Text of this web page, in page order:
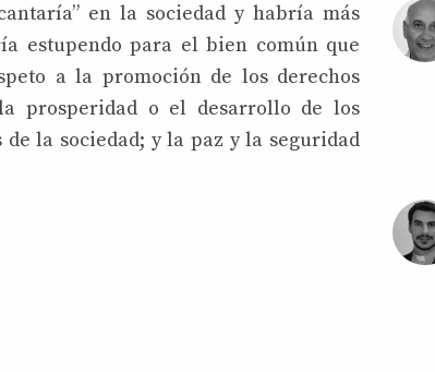
en la sociedad y habría más
estupendo para el bien común que
a la promoción de los derechos
prosperidad o el desarrollo de los
la sociedad; y la paz y la seguridad